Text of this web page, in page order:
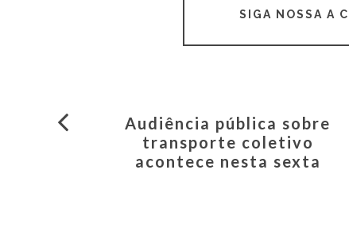
SIGA NOSSA A
Audiência pública sobre
transporte coletivo
acontece nesta sexta